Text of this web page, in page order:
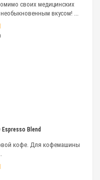
своих медицинских
вкусом! ...
Espresso Blend
кофе. Для кофемашины